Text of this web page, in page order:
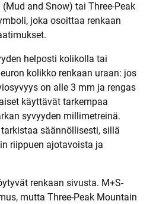
and Snow) tai Three-Peak
joka osoittaa renkaan
helposti kolikolla tai
kolikko renkaan uraan: jos
on alle 3 mm ja rengas
käyttävät tarkempaa
syvyyden millimetreinä.
säännöllisesti, sillä
riippuen ajotavoista ja
renkaan sivusta. M+S-
mutta Three-Peak Mountain